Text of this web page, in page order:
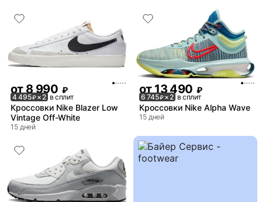
от8 990 ₽
4 495₽× 2 в сплит
Кроссовки Nike Blazer Low
Vintage Off-White
15 дней
от13 490 ₽
6 745₽× 2 в сплит
Кроссовки Nike Alpha Wave
15 дней